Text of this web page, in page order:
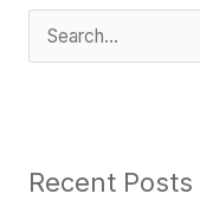
e
c
Recent Posts